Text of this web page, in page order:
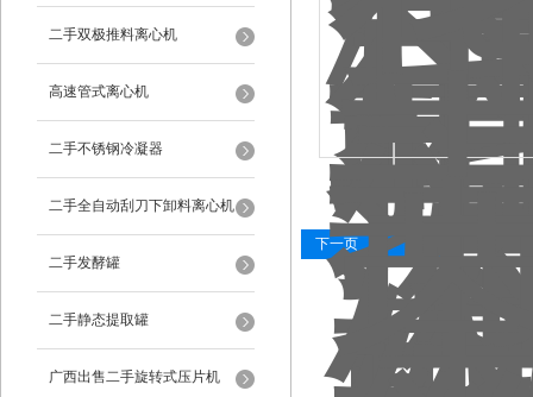
二手双极推料离心机
高速管式离心机
二手不锈钢冷凝器
二手全自动刮刀下卸料离心机
二手发酵罐
二手静态提取罐
广西出售二手旋转式压片机
下一页